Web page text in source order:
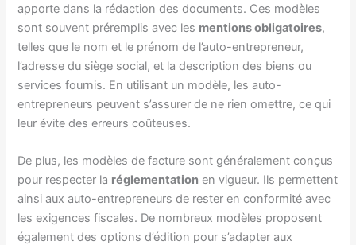
apporte dans la rédaction des documents. Ces modèles
sont souvent préremplis avec les mentions obligatoires,
telles que le nom et le prénom de l’auto-entrepreneur,
l’adresse du siège social, et la description des biens ou
services fournis. En utilisant un modèle, les auto-
entrepreneurs peuvent s’assurer de ne rien omettre, ce qui
leur évite des erreurs coûteuses.
De plus, les modèles de facture sont généralement conçus
pour respecter la réglementation en vigueur. Ils permettent
ainsi aux auto-entrepreneurs de rester en conformité avec
les exigences fiscales. De nombreux modèles proposent
également des options d’édition pour s’adapter aux